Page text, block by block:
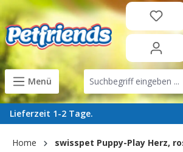
content
Menü
Lieferzeit 1-2 Tage.
Home swisspet Puppy-Play Herz,